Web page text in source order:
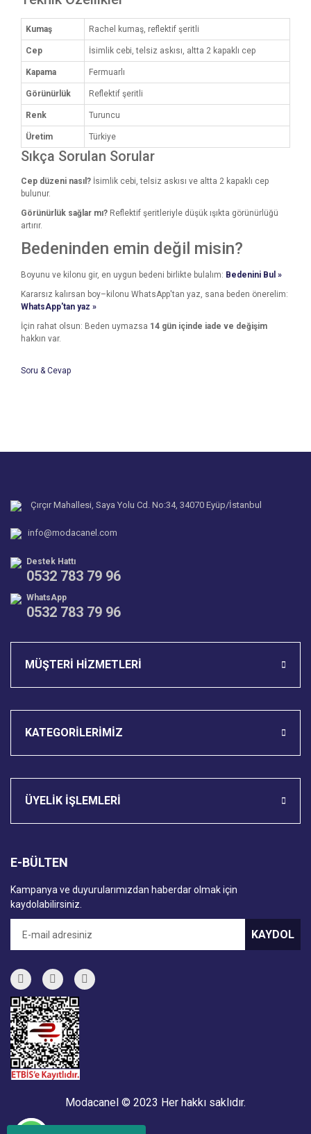
Kumaş Rachel kumaş, reflektif şeritli
Cep İsimlik cebi, telsiz askısı, altta 2 kapaklı cep
Kapama Fermuarlı
Görünürlük Reflektif şeritli
Renk Turuncu
Üretim Türkiye
Sıkça Sorulan Sorular
Cep düzeni nasıl? İsimlik cebi, telsiz askısı ve altta 2 kapaklı cep
bulunur.
Görünürlük sağlar mı? Reflektif şeritleriyle düşük ışıkta görünürlüğü
artırır.
Bedeninden emin değil misin?
Boyunu ve kilonu gir, en uygun bedeni birlikte bulalım: Bedenini Bul »
Kararsız kalırsan boy–kilonu WhatsApp'tan yaz, sana beden önerelim:
WhatsApp'tan yaz »
İçin rahat olsun: Beden uymazsa 14 gün içinde iade ve değişim
hakkın var.
Bu ürüne benzer farklı alternatifler olmalı.
Soru & Cevap
Çırçır Mahallesi, Saya Yolu Cd. No:34, 34070 Eyüp/İstanbul
info@modacanel.com
Destek Hattı
0532 783 79 96
WhatsApp
0532 783 79 96
MÜŞTERİ HİZMETLERİ
KATEGORİLERİMİZ
ÜYELİK İŞLEMLERİ
E-BÜLTEN
Kampanya ve duyurularımızdan haberdar olmak için
kaydolabilirsiniz.
KAYDOL
Modacanel © 2023 Her hakkı saklıdır.